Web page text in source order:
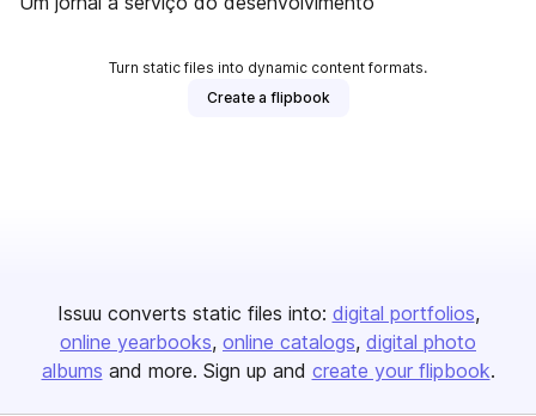
Turn static files into dynamic content formats.
Create a flipbook
Issuu converts static files into: digital portfolios
online yearbooks online catalogs digital photo
albums and more. Sign up and create your flipbook.